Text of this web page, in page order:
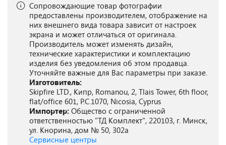
Сопровождающие товар фотографии
предоставлены производителем, отображение на
них внешнего вида товара зависит от настроек
экрана и может отличаться от оригинала.
Производитель может изменять дизайн,
технические характеристики и комплектацию
изделия без уведомления об этом продавца.
Уточняйте важные для Вас параметры при заказе.
Изготовитель:
Skipfire LTD., Кипр, Romanou, 2, Tlais Tower, 6th floor,
flat/office 601, P.C.1070, Nicosia, Cyprus
Импортер: Общество с ограниченной
ответственностью "ТД Комплект", 220103, г. Минск,
ул. Кнорина, дом № 50, 302а
Сервисные центры